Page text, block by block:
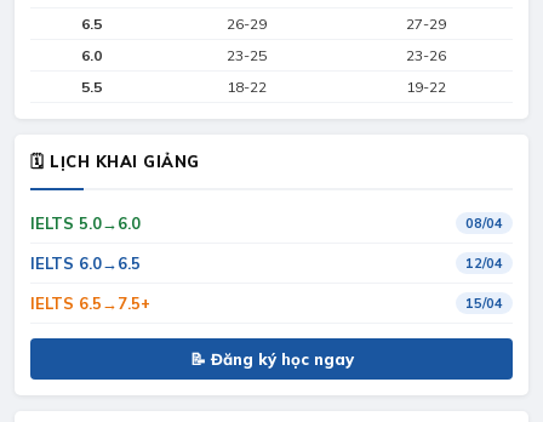
6.5
26-29
27-29
6.0
23-25
23-26
5.5
18-22 19-22
🗓 LỊCH KHAI GIẢNG
IELTS 5.0→6.0 08/04
IELTS 6.0→6.5 12/04
IELTS 6.5→7.5+ 15/04
📝 Đăng ký học ngay